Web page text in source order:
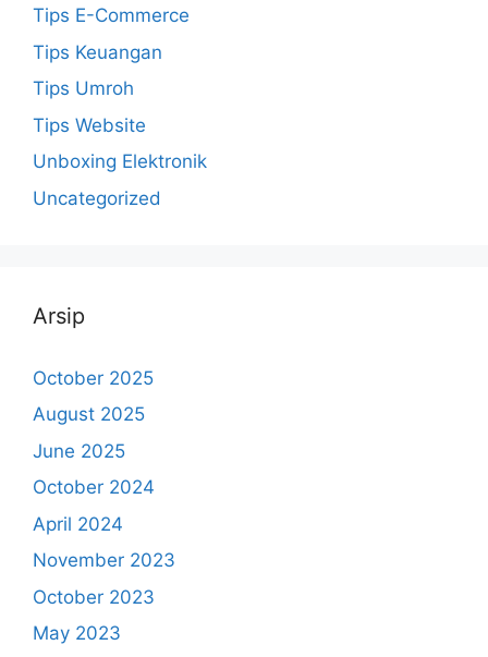
Tips E-Commerce
Tips Keuangan
Tips Umroh
Tips Website
Unboxing Elektronik
Uncategorized
Arsip
October 2025
August 2025
June 2025
October 2024
April 2024
November 2023
October 2023
May 2023